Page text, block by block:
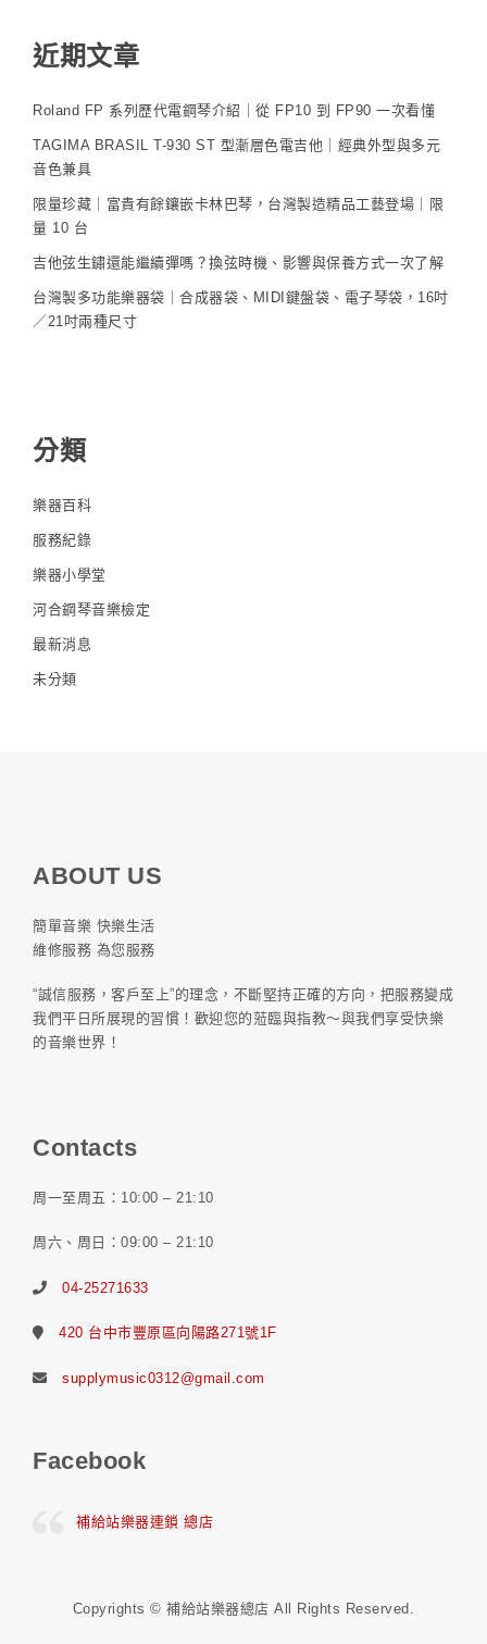
近期文章
Roland FP 系列歷代電鋼琴介紹｜從 FP10 到 FP90 一次看懂
TAGIMA BRASIL T-930 ST 型漸層色電吉他｜經典外型與多元
音色兼具
限量珍藏｜富貴有餘鑲嵌卡林巴琴，台灣製造精品工藝登場｜限
量 10 台
吉他弦生鏽還能繼續彈嗎？換弦時機、影響與保養方式一次了解
台灣製多功能樂器袋｜合成器袋、MIDI鍵盤袋、電子琴袋，16吋
／21吋兩種尺寸
分類
樂器百科
服務紀錄
樂器小學堂
河合鋼琴音樂檢定
最新消息
未分類
ABOUT US
簡單音樂 快樂生活
維修服務 為您服務
“誠信服務，客戶至上”的理念，不斷堅持正確的方向，把服務變成
我們平日所展現的習慣！歡迎您的蒞臨與指教～與我們享受快樂
的音樂世界！
Contacts
周一至周五：10:00 – 21:10
周六、周日：09:00 – 21:10
04-25271633
420 台中市豐原區向陽路271號1F
supplymusic0312@gmail.com
Facebook
補給站樂器連鎖 總店
Copyrights © 補給站樂器總店 All Rights Reserved.